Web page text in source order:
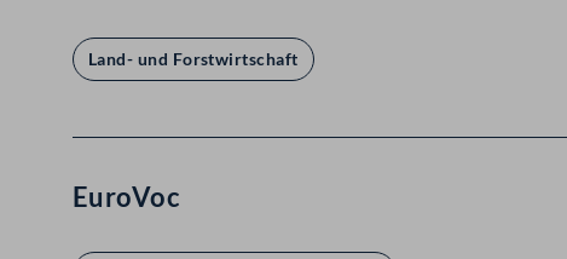
Land- und Forstwirtschaft
EuroVoc